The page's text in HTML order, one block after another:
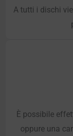
A tutti i dischi
È possibile
oppure una